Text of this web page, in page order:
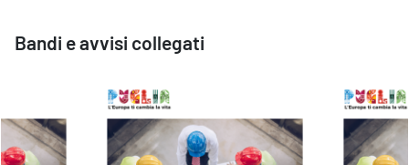
Bandi e avvisi collegati